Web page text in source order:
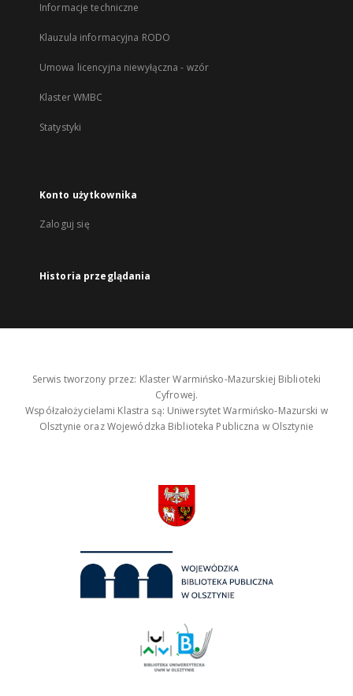
Informacje techniczne
Klauzula informacyjna RODO
Umowa licencyjna niewyłączna - wzór
Klaster WMBC
Statystyki
Konto użytkownika
Zaloguj się
Historia przeglądania
Serwis tworzony przez: Klaster Warmińsko-Mazurskiej Biblioteki
Cyfrowej.
Współzałożycielami Klastra są: Uniwersytet Warmińsko-Mazurski w
Olsztynie oraz Wojewódzka Biblioteka Publiczna w Olsztynie